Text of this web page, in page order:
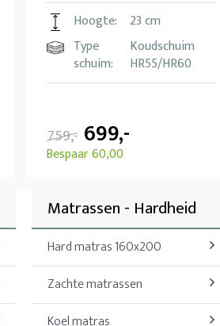
Hoogte:
23 cm
Type
schuim:
Koudschuim
HR55/HR60
759,- 699,-
Bespaar 60,00
Matrassen - Hardheid
Hard matras 160x200
Zachte matrassen